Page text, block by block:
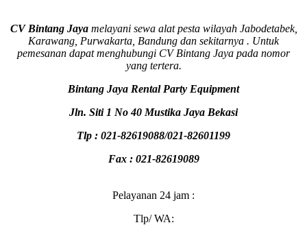
CV Bintang Jayamelayani sewa alat pesta wilayah Jabodetabek,
Karawang, Purwakarta, Bandung dan sekitarnya . Untuk
pemesanan dapat menghubungi CV Bintang Jaya pada nomor
yang tertera.
Bintang Jaya Rental Party Equipment
Jln. Siti 1 No 40 Mustika Jaya Bekasi
Tlp : 021-82619088/021-82601199
Fax : 021-82619089
Pelayanan 24 jam :
Tlp/ WA: